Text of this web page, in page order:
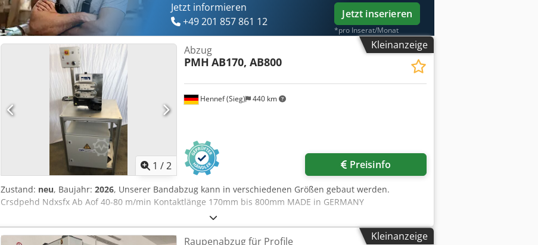
Jetzt informieren
+49 201 857 861 12
Jetzt inserieren
*pro Inserat/Monat
Kleinanzeige
1 /2
Hennef (Sieg) 440 km
Abzug
PMH AB170, AB800
Preisinfo
Zustand: neu, Baujahr: 2026, Unserer Bandabzug kann in verschiedenen Größen gebaut werden.
Crsdpehd Ndxsfx Ab Aof 40-80 m/min Kontaktlänge 170mm bis 800mm MADE in GERMANY
Kleinanzeige
Raupenabzug für Profile